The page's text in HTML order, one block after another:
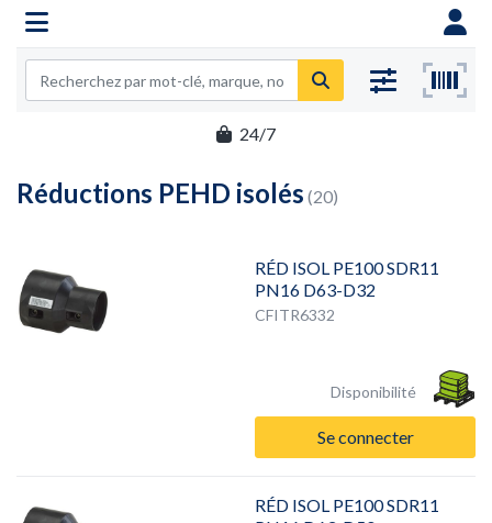
24/7
Réductions PEHD isolés (20)
RÉD ISOL PE100 SDR11
PN16 D63-D32
CFITR6332
Disponibilité
Se connecter
RÉD ISOL PE100 SDR11